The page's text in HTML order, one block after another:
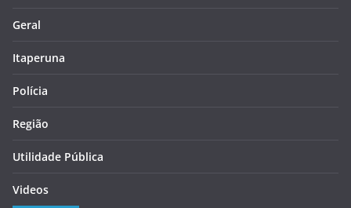
Geral
Itaperuna
Polícia
Região
Utilidade Pública
Videos